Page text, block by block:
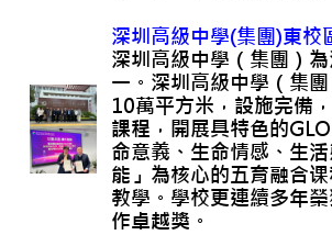
深圳高級中學(集團)東校
深圳高級中學（集團）
一。深圳高級中學（集
10萬平方米，設施完備
課程，開展具特色的
命意義、生命情感、生
能」為核心的五育融合
教學。學校更連續多年
作卓越獎。